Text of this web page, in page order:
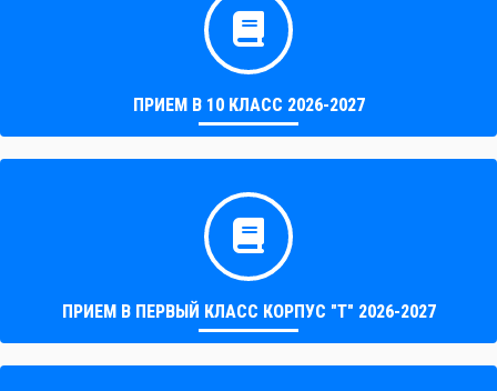
ПРИЕМ В 10 КЛАСС 2026-2027
ПРИЕМ В ПЕРВЫЙ КЛАСС КОРПУС "Т" 2026-2027